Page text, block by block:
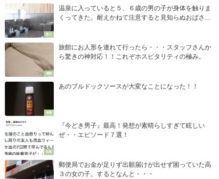
怒り
温泉に入っていると５、６歳の男の子が身体を触りま
くってきた。耐えかねて注意すると見知らぬおばさん
感動
旅館にお人形を連れて行ったら・・・スタッフさんか
ら驚きの神対応！！これぞホスピタリティの極み。
知識
あのブルドックソースが大変なことになった！！
話題
『今どき男子』最高！発想が素晴らしすぎて眩しい
ぜ・・エピソード７選！
郵便局でお金が足りず出願届けが出せず困っていた高
３の女の子。するとなんと・・・